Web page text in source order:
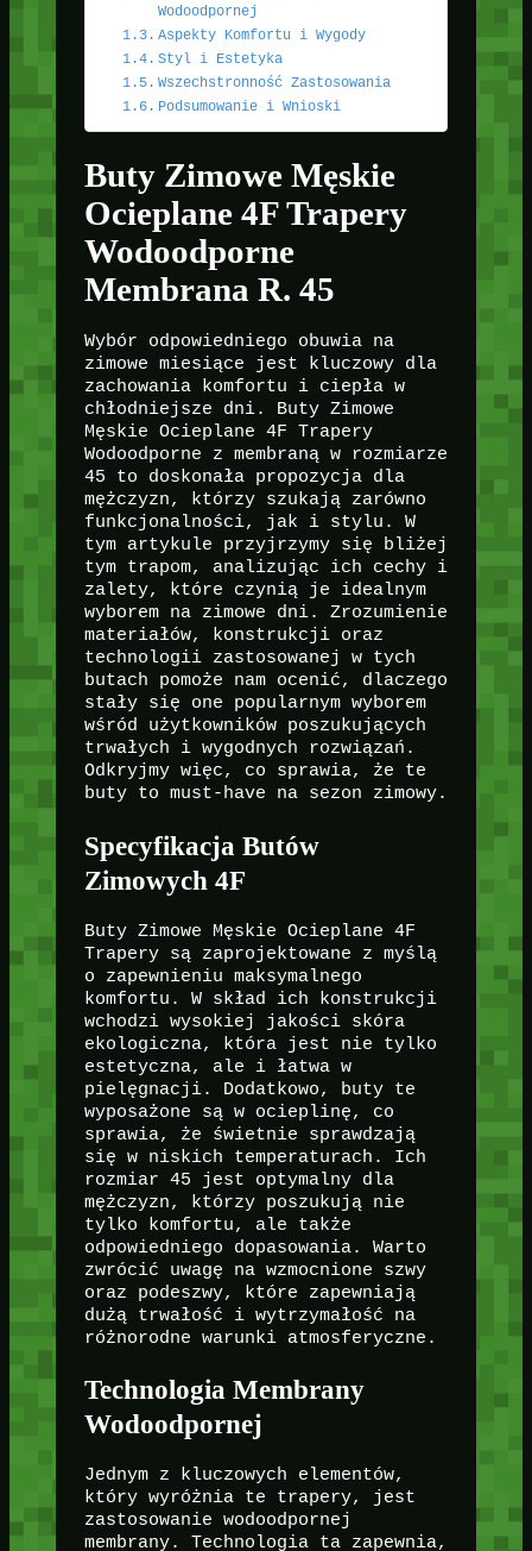
Wodoodpornej
Aspekty Komfortu i Wygody
Styl i Estetyka
Wszechstronność Zastosowania
Podsumowanie i Wnioski
Buty Zimowe Męskie
Ocieplane 4F Trapery
Wodoodporne
Membrana R. 45
Wybór odpowiedniego obuwia na
zimowe miesiące jest kluczowy dla
zachowania komfortu i ciepła w
chłodniejsze dni. Buty Zimowe
Męskie Ocieplane 4F Trapery
Wodoodporne z membraną w rozmiarze
45 to doskonała propozycja dla
mężczyzn, którzy szukają zarówno
funkcjonalności, jak i stylu. W
tym artykule przyjrzymy się bliżej
tym trapom, analizując ich cechy i
zalety, które czynią je idealnym
wyborem na zimowe dni. Zrozumienie
materiałów, konstrukcji oraz
technologii zastosowanej w tych
butach pomoże nam ocenić, dlaczego
stały się one popularnym wyborem
wśród użytkowników poszukujących
trwałych i wygodnych rozwiązań.
Odkryjmy więc, co sprawia, że te
buty to must-have na sezon zimowy.
Specyfikacja Butów
Zimowych 4F
Buty Zimowe Męskie Ocieplane 4F
Trapery są zaprojektowane z myślą
o zapewnieniu maksymalnego
komfortu. W skład ich konstrukcji
wchodzi wysokiej jakości skóra
ekologiczna, która jest nie tylko
estetyczna, ale i łatwa w
pielęgnacji. Dodatkowo, buty te
wyposażone są w ocieplinę, co
sprawia, że świetnie sprawdzają
się w niskich temperaturach. Ich
rozmiar 45 jest optymalny dla
mężczyzn, którzy poszukują nie
tylko komfortu, ale także
odpowiedniego dopasowania. Warto
zwrócić uwagę na wzmocnione szwy
oraz podeszwy, które zapewniają
dużą trwałość i wytrzymałość na
różnorodne warunki atmosferyczne.
Technologia Membrany
Wodoodpornej
Jednym z kluczowych elementów,
który wyróżnia te trapery, jest
zastosowanie wodoodpornej
membrany. Technologia ta zapewnia,